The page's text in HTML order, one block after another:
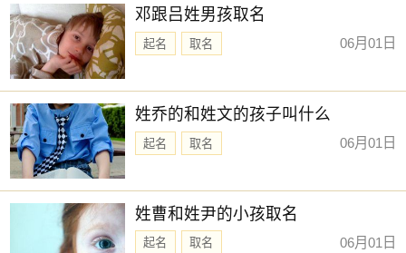
邓跟吕姓男孩取名
起名 取名 06月01日
姓乔的和姓文的孩子叫什么
起名 取名 06月01日
姓曹和姓尹的小孩取名
起名 取名 06月01日